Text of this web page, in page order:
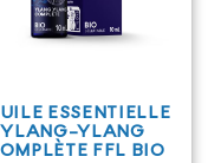
ESSENTIELLE
YLANG
FFL BIO